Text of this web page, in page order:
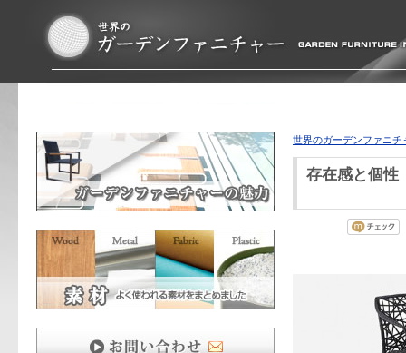
世界のガーデンファニチ
存在感と個性